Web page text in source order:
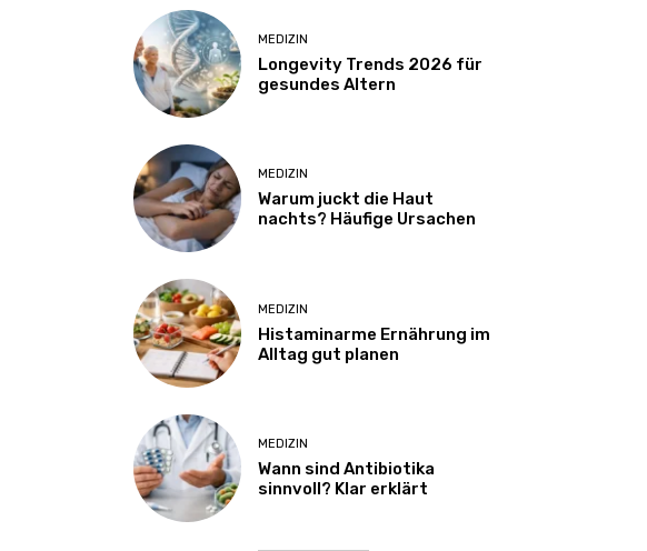
MEDIZIN
Longevity Trends 2026 für
gesundes Altern
MEDIZIN
Warum juckt die Haut
nachts? Häufige Ursachen
MEDIZIN
Histaminarme Ernährung im
Alltag gut planen
MEDIZIN
Wann sind Antibiotika
sinnvoll? Klar erklärt